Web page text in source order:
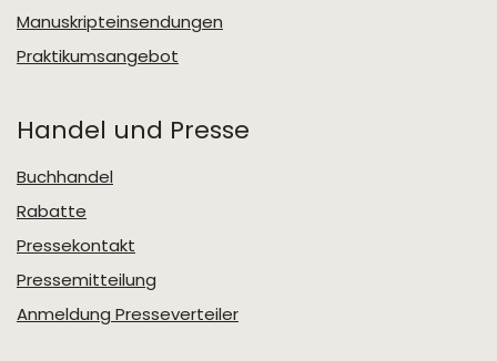
Manuskripteinsendungen
Praktikumsangebot
Handel und Presse
Buchhandel
Rabatte
Pressekontakt
Pressemitteilung
Anmeldung Presseverteiler